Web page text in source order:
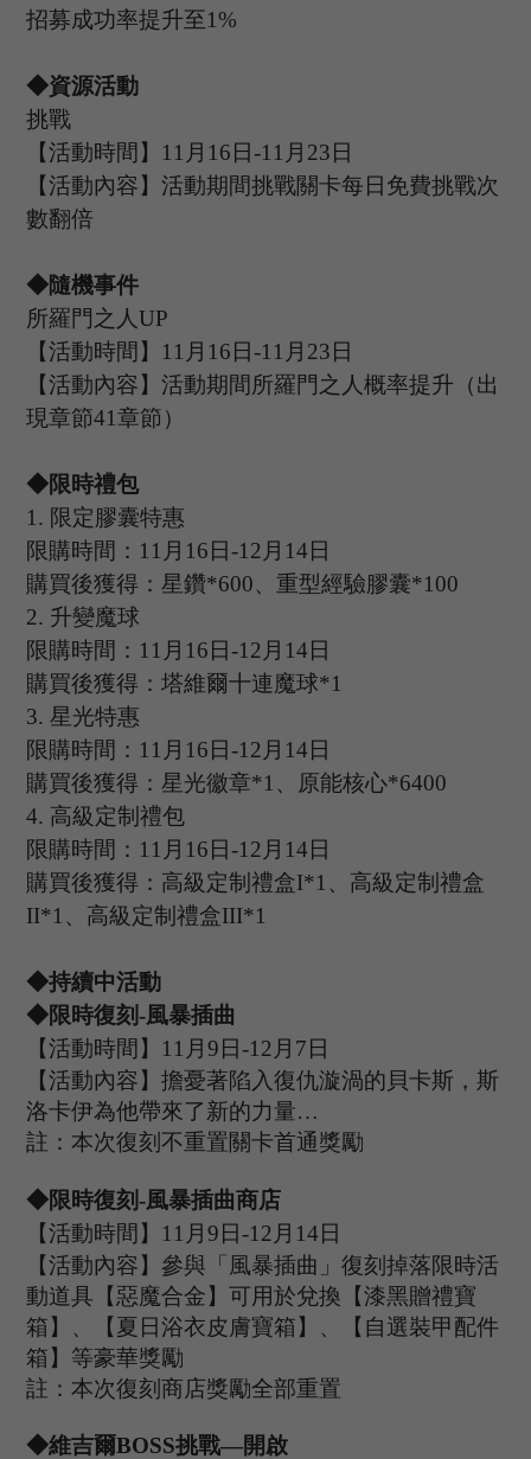
招募成功率提升至1%
◆資源活動
挑戰
【活動時間】 11 月 16日-11 月 23日
【活動內容】活動期間挑戰關卡每日免費挑戰次
數翻倍
◆隨機事件
所羅門之人UP
【活動時間】 11 月 16日-11 月 23日
【活動內容】活動期間 所羅門之人概率提升（出
現章節41章節）
◆限時禮包
1. 限定膠囊特惠
限購時間： 11 月 16日-12 月 14日
購買後獲得：星鑽*600、重型經驗膠囊*100
2. 升變魔球
限購時間： 11 月 16日-12 月 14日
購買後獲得：塔維爾十連魔球*1
3. 星光特惠
限購時間： 11 月 16日-12 月 14日
購買後獲得：星光徽章*1、原能核心*6400
4. 高級定制禮包
限購時間： 11 月 16日-12 月 14日
購買後獲得：高級定制禮盒I*1、高級定制禮盒
II*1、高級定制禮盒III*1
◆持續中活動
◆限時復刻-風暴插曲
【活動時間】 11 月9日-12 月 7日
【活動內容】擔憂著陷入復仇漩渦的貝卡斯，斯
洛卡伊為他帶來了新的力量…
註：本次復刻不重置關卡首通獎勵
◆限時復刻-風暴插曲商店
【活動時間】 11 月9日-12 月 14日
【活動內容】參與「風暴插曲」復刻掉落限時活
動道具【惡魔合金】可用於兌換【漆黑贈禮寶
箱】、【夏日浴衣皮膚寶箱】、【自選裝甲配件
箱】等豪華獎勵
註：本次復刻商店獎勵全部重置
◆維吉爾BOSS挑戰—開啟